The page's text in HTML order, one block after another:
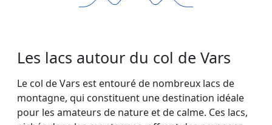
Les lacs autour du col de Vars
Le col de Vars est entouré de nombreux lacs de
montagne, qui constituent une destination idéale
pour les amateurs de nature et de calme. Ces lacs,